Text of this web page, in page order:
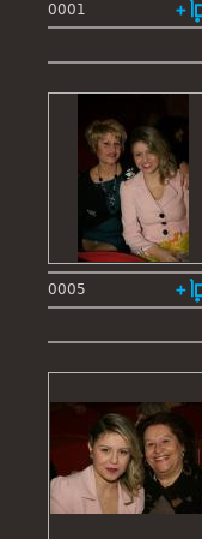
0001
0005